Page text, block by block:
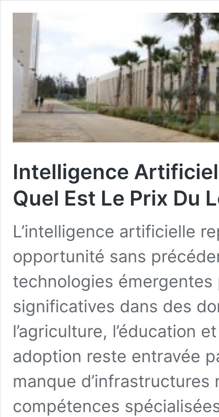
Intelligence
Quel Est Le Prix Du
L’intelligence artificielle
opportunité sans
technologies
significatives dans des
l’agriculture, l’éducation
adoption reste entravée
manque
compétences